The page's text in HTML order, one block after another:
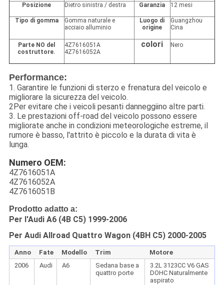
Posizione Dietro sinistra / destra Garanzia 12 mesi
Tipo di gomma
Gomma naturale e
acciaio alluminio
Luogo di
origine
Guangzhou
Cina
Parte NO del
costruttore.
4Z7616051A
4Z7616052A
colori Nero
Performance:
1. Garantire le funzioni di sterzo e frenatura del veicolo e
migliorare la sicurezza del veicolo.
2Per evitare che i veicoli pesanti danneggiino altre parti.
3. Le prestazioni off-road del veicolo possono essere
migliorate anche in condizioni meteorologiche estreme, il
rumore è basso, l'attrito è piccolo e la durata di vita è
lunga.
Numero OEM:
4Z7616051A
4Z7616052A
4Z7616051B
Prodotto adatto a:
Per l'Audi A6 (4B C5) 1999-2006
Per Audi Allroad Quattro Wagon (4BH C5) 2000-2005
Anno Fate Modello Trim
Motore
2006
Audi A6
Sedana base a
quattro porte
3.2L 3123CC V6 GAS
DOHC Naturalmente
aspirato